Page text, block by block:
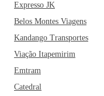
Expresso JK
Belos Montes Viagens
Kandango Transportes
Viação Itapemirim
Emtram
Catedral